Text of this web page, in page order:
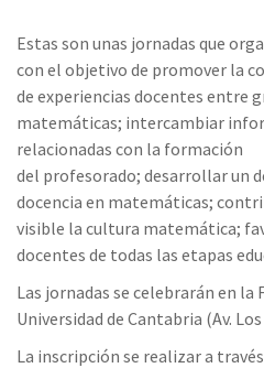
Estas son unas jornadas que
con el objetivo de promover la
de experiencias docentes entre
matemáticas; intercambiar
relacionadas con la formación
del profesorado; desarrollar un
docencia en matemáticas;
visible la cultura matemática;
docentes de todas las etapas
Las jornadas se celebrarán en la
Universidad de Cantabria (Av.
La inscripción se realizar a